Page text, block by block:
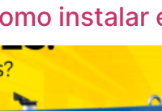
instalar